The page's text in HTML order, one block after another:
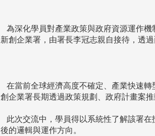
為深化學員對產業政策與政府資源運作
新創企業署，由署長李冠志親自接待，透
在當前全球經濟高度不確定、產業快速
創企業署長期透過政策規劃、政府計畫案
此次交流中，學員得以系統性了解該署
後的邏輯與運作方向。